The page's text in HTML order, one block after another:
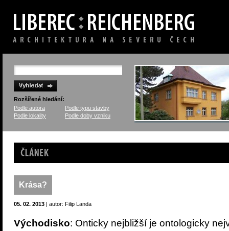
Rozšířené hledání:
Podle autora
Podle typu stavby
Podle lokality
Podle doby vzniku
Článek
Krása?
05. 02. 2013 | autor: Filip Landa
Východisko: Onticky nejbližší je ontologicky